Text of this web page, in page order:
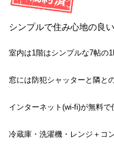
シンプルで住み心地の良
室内は1階はシンプルな7帖の
窓には防犯シャッターと隣と
インターネット(wi-fi)が無料で
冷蔵庫・洗濯機・レンジ＋コ